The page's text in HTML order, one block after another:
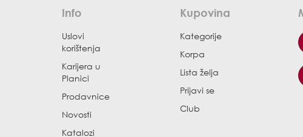
Info
Uslovi
korištenja
Karijera u
Planici
Prodavnice
Novosti
Katalozi
Kupovina
Kategorije
Korpa
Lista želja
Prijavi se
Club